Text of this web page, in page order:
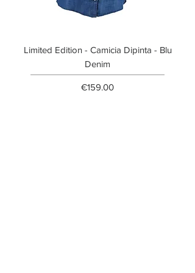
Limited Edition - Camicia Dipinta - Blu
Denim
Price
€159.00